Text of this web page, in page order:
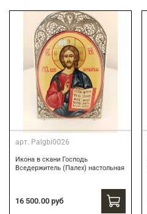
арт. Palgbi0026
Икона в скани Господь
Вседержитель (Палех) настольная
16 500.00 руб